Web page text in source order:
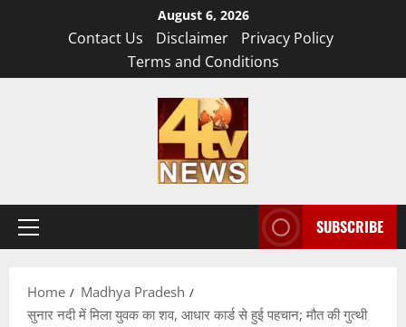
August 6, 2026
Contact Us Disclaimer
Privacy Policy
Terms and Conditions
Primary
SUBSCRIBE
Home
Madhya Pradesh
सुनार नदी में मिला युवक का शव, आधार कार्ड से हुई पहचान; मौत की गुत्थी